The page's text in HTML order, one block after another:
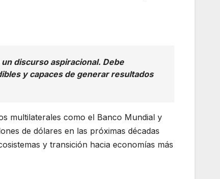
discurso aspiracional. Debe
y capaces de generar resultados
multilaterales como el Banco Mundial y
de dólares en las próximas décadas
y transición hacia economías más